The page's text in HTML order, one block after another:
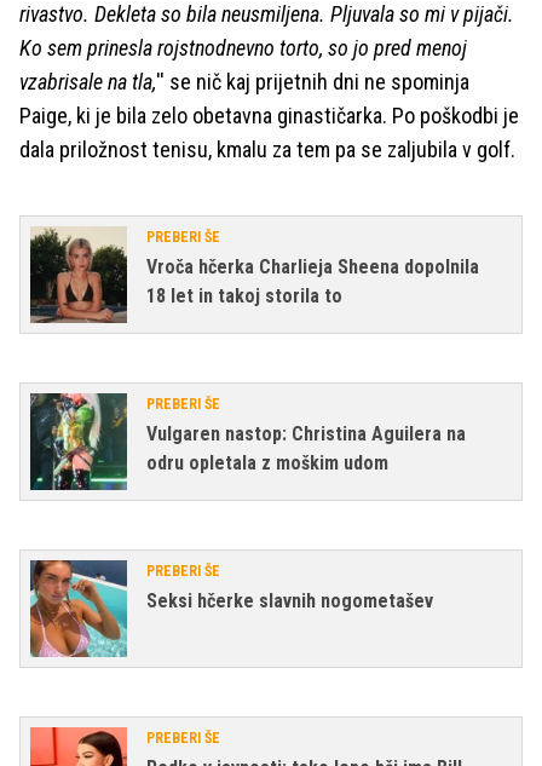
rivastvo. Dekleta so bila neusmiljena. Pljuvala so mi v pijači.
Ko sem prinesla rojstnodnevno torto, so jo pred menoj
vzabrisale na tla,'' se nič kaj prijetnih dni ne spominja
Paige, ki je bila zelo obetavna ginastičarka. Po poškodbi je
dala priložnost tenisu, kmalu za tem pa se zaljubila v golf.
PREBERI ŠE
Vroča hčerka Charlieja Sheena dopolnila
18 let in takoj storila to
PREBERI ŠE
Vulgaren nastop: Christina Aguilera na
odru opletala z moškim udom
PREBERI ŠE
Seksi hčerke slavnih nogometašev
PREBERI ŠE